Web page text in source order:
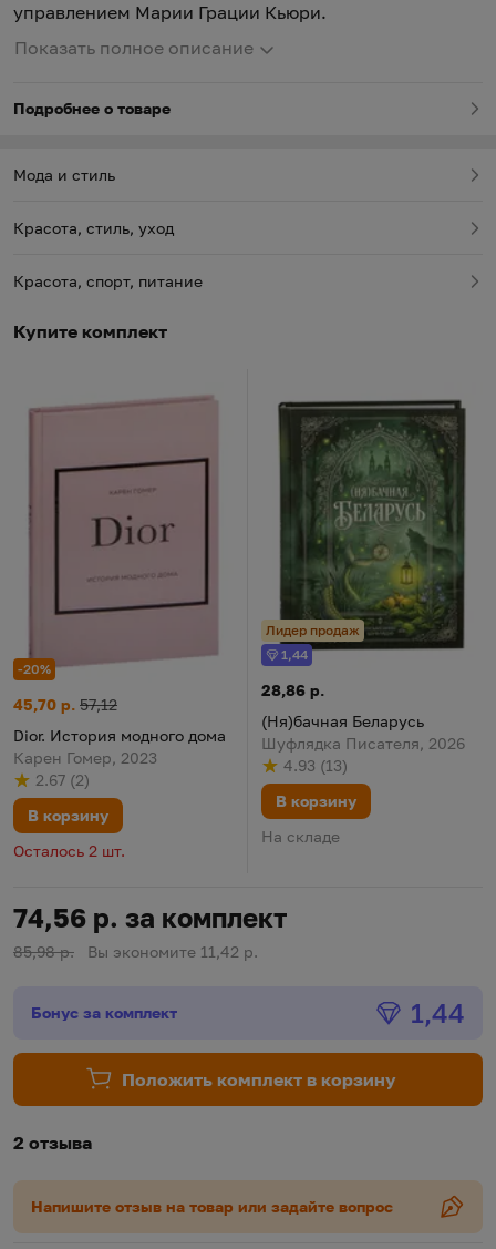
управлением Марии Грации Кьюри.
Показать полное описание
Подробнее о товаре
Мода и стиль
Красота, стиль, уход
Красота, спорт, питание
Купите комплект
-20%
Dior. История модного дома
Цена:
45,70 р.
Старая цена:
57,12
Dior. История модного дома
Карен Гомер, 2023
Рейтинг
2.67
из 5 (
по результату
2
голосов
)
В корзину
Осталось 2 шт.
Лидер продаж
Бонус
1,44
(Ня)бачная Беларусь
Цена:
28,86 р.
(Ня)бачная Беларусь
Шуфлядка Писателя, 2026
Рейтинг
4.93
из 5 (
по результату
13
голосов
)
В корзину
На складе
74,56 р. за комплект
85,98 р. Вы экономите 11,42 р.
Бонус за комплект Бонус
1,44
Положить комплект в корзину
2 отзыва
Напишите отзыв на товар или задайте вопрос